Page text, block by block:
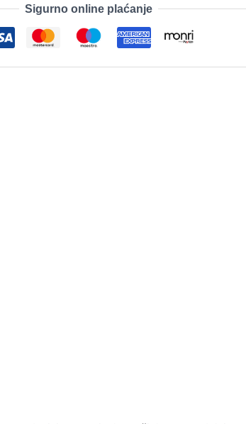
Sigurno online plaćanje